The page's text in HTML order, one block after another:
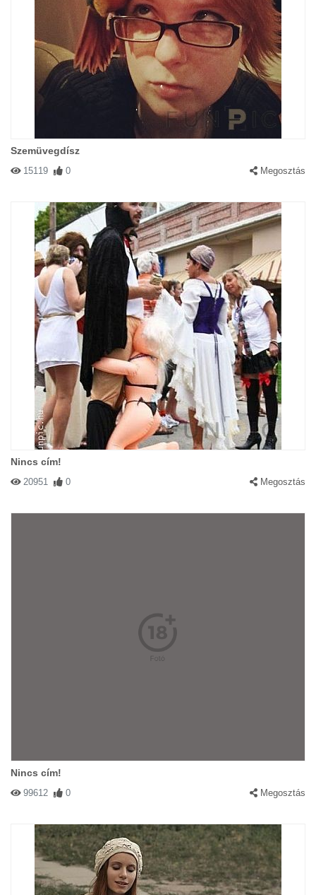
Szemüvegdísz
15119 0 Megosztás
Nincs cím!
20951 0 Megosztás
Nincs cím!
99612 0 Megosztás